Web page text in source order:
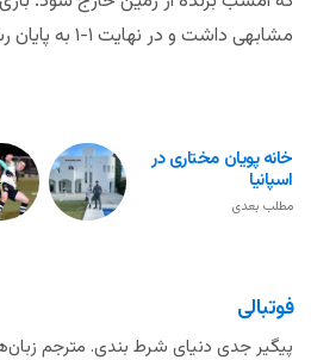
مشابهی داشت و در نهایت ۱-۱ به پایان رسید.
خانه پویان مختاری در
اسپانیا
مطلب بعدی
فوتبالی
پیگیر جدی دنیای شرط بندی. مترجم